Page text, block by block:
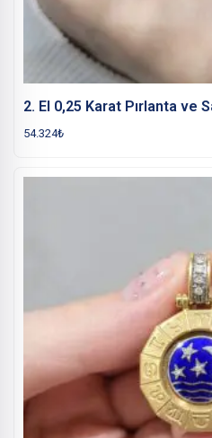
2. El 0,25 Karat Pırlanta ve
54.324₺